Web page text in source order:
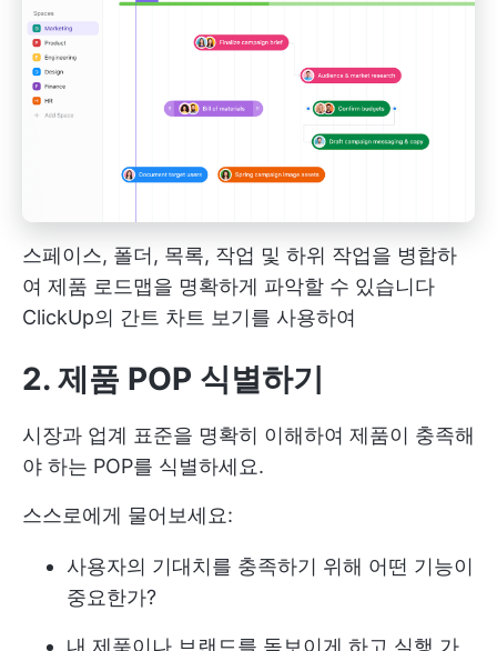
스페이스, 폴더, 목록, 작업 및 하위 작업을 병합하
여 제품 로드맵을 명확하게 파악할 수 있습니다
ClickUp의 간트 차트 보기를 사용하여
2. 제품 POP 식별하기
시장과 업계 표준을 명확히 이해하여 제품이 충족해
야 하는 POP를 식별하세요.
스스로에게 물어보세요:
사용자의 기대치를 충족하기 위해 어떤 기능이
중요한가?
내 제품이나 브랜드를 돋보이게 하고 실행 가